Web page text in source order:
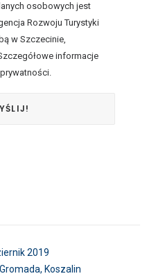
osobowych jest
Rozwoju Turystyki
w Szczecinie,
informacje
.
2019
Koszalin